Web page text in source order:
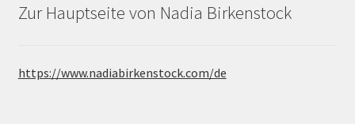
Zur Hauptseite von Nadia Birkenstock
https://www.nadiabirkenstock.com/de